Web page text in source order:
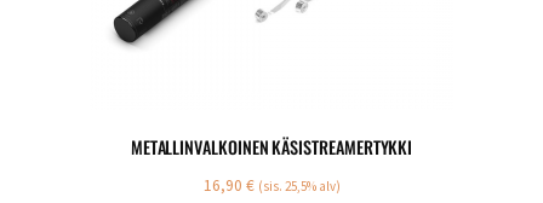
METALLINVALKOINEN KÄSISTREAMERTYKKI
16,90 € (sis. 25,5% alv)